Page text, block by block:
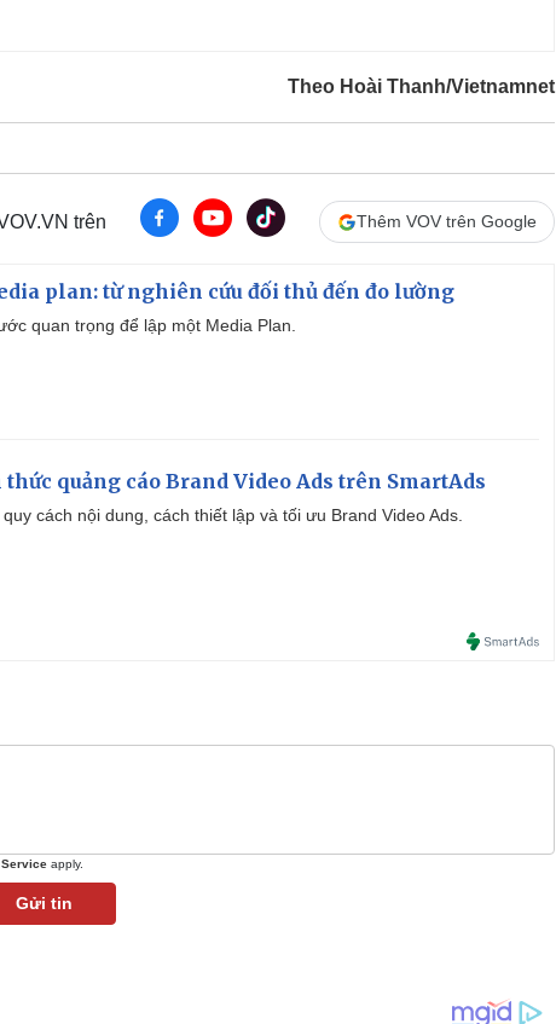
Theo Hoài Thanh/Vietnamnet
trên Thêm VOV trên Google
plan: từ nghiên cứu đối thủ đến đo lường
quan trọng để lập một Media Plan.
quảng cáo Brand Video Ads trên SmartAds
cách nội dung, cách thiết lập và tối ưu Brand Video Ads.
Service apply.
Gửi tin